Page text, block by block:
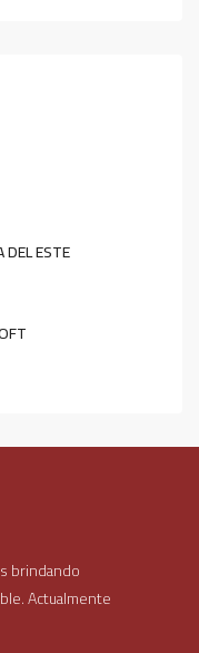
ESTE
brindando
Actualmente